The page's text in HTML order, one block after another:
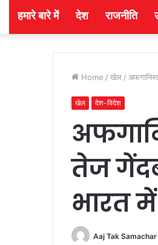
हमारे बारे में देश राजनीति
Home / खेल /
खेल देश-विदेश
तेज
भारत
Aaj Tak Samachar